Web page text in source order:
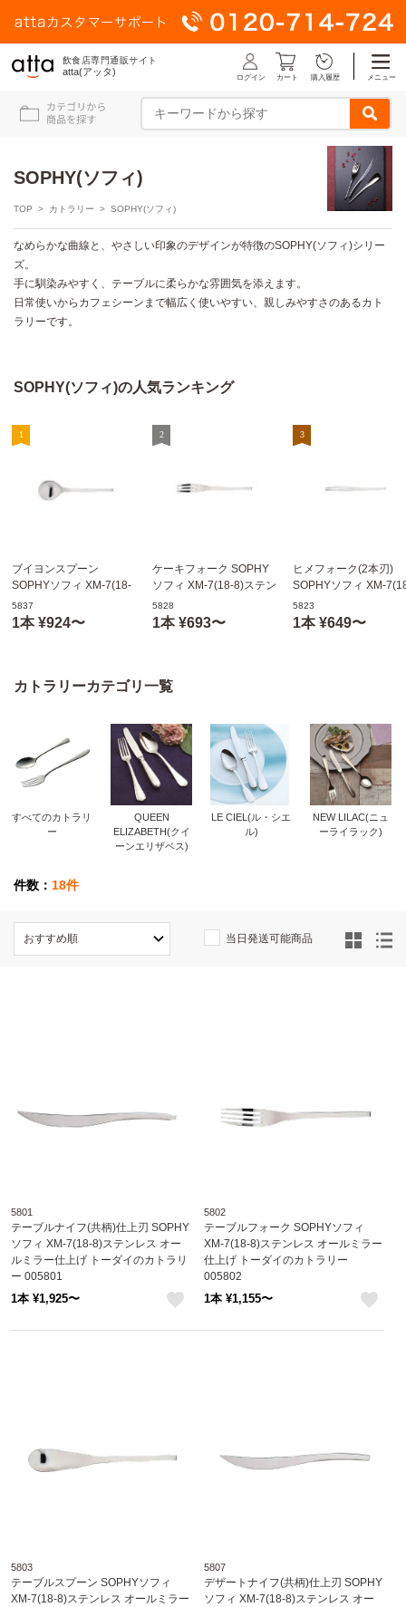
飲食店専門通販サイト
atta(アッタ) ログイン カート 購入履歴 メニュー
SOPHY(ソフィ)
TOP > カトラリー > SOPHY(ソフィ)
なめらかな曲線と、やさしい印象のデザインが特徴のSOPHY(ソフィ)シリー
ズ。
手に馴染みやすく、テーブルに柔らかな雰囲気を添えます。
日常使いからカフェシーンまで幅広く使いやすい、親しみやすさのあるカト
ラリーです。
SOPHY(ソフィ)の人気ランキング
ブイヨンスプーン
SOPHYソフィ XM-7(18-
8)ステンレス オールミラ
ー仕上げ トーダイのカト
ラリー 005837
5837
1本 ¥924〜
ケーキフォーク SOPHY
ソフィ XM-7(18-8)ステン
レス オールミラー仕上げ
トーダイのカトラリー
005828
5828
1本 ¥693〜
ヒメフォーク(2本刃)
SOPHYソフィ XM-
8)ステンレス オールミ
ー仕上げ トーダイの
ラリー 005823
5823
1本 ¥649〜
カトラリーカテゴリ一覧
すべてのカトラリ
ー
QUEEN
ELIZABETH(クイ
ーンエリザベス)
LE CIEL(ル・シエ
ル)
NEW LILAC(ニュ
ーライラック)
件数： 18件
当日発送可能商品
5801
テーブルナイフ(共柄)仕上刃 SOPHY
ソフィ XM-7(18-8)ステンレス オー
ルミラー仕上げ トーダイのカトラリ
ー 005801
1本 ¥1,925〜
5802
テーブルフォーク SOPHYソフィ
XM-7(18-8)ステンレス オールミラー
仕上げ トーダイのカトラリー
005802
1本 ¥1,155〜
5803
テーブルスプーン SOPHYソフィ
XM-7(18-8)ステンレス オールミラー
5807
デザートナイフ(共柄)仕上刃 SOPHY
ソフィ XM-7(18-8)ステンレス オー